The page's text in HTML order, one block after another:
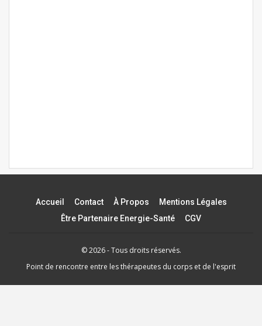
Accueil Contact À Propos
Mentions Légales
Être Partenaire Energie-Santé
CGV
© 2026 - Tous droits réservés.
Point de rencontre entre les thérapeutes du corps et de l'esprit